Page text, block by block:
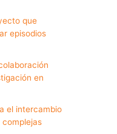
que
episodios
en
el intercambio